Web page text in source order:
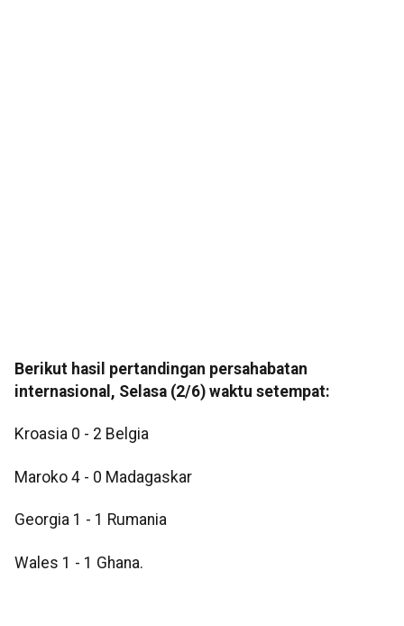
Berikut hasil pertandingan persahabatan
internasional, Selasa (2/6) waktu setempat:
Kroasia 0 - 2 Belgia
Maroko 4 - 0 Madagaskar
Georgia 1 - 1 Rumania
Wales 1 - 1 Ghana.